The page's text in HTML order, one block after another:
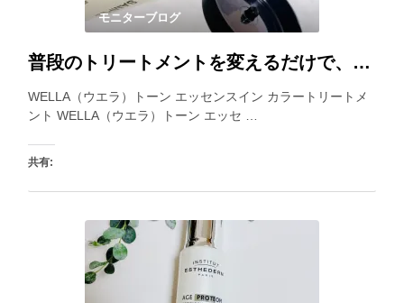
モニターブログ
普段のトリートメントを変えるだけで、白髪が目立ちにくくなるカラートリートメント。乾いた髪にも使えるので、見つけた時に使うと良いですね。
WELLA（ウエラ）トーン エッセンスイン カラートリートメ
ント WELLA（ウエラ）トーン エッセ …
共有: